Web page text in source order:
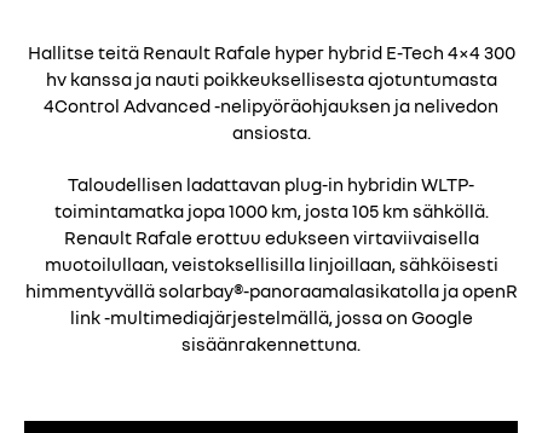
Hallitse teitä Renault Rafale hyper hybrid E-Tech 4×4 300
hv kanssa ja nauti poikkeuksellisesta ajotuntumasta
4Control Advanced -nelipyöräohjauksen ja nelivedon
ansiosta.
Taloudellisen ladattavan plug-in hybridin WLTP-
toimintamatka jopa 1000 km, josta 105 km sähköllä.
Renault Rafale erottuu edukseen virtaviivaisella
muotoilullaan, veistoksellisilla linjoillaan, sähköisesti
himmentyvällä solarbay®-panoraamalasikatolla ja openR
link -multimediajärjestelmällä, jossa on Google
sisäänrakennettuna.